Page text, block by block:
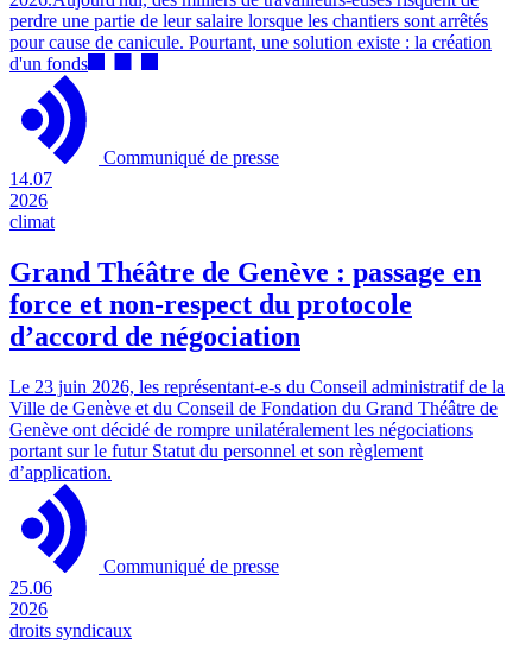
perdre une partie de leur salaire lorsque les chantiers sont arrêtés
pour cause de canicule. Pourtant, une solution existe : la création
d'un fonds
Communiqué de presse
14.07
2026
climat
Grand Théâtre de Genève : passage en
force et non-respect du protocole
d’accord de négociation
Le 23 juin 2026, les représentant-e-s du Conseil administratif de la
Ville de Genève et du Conseil de Fondation du Grand Théâtre de
Genève ont décidé de rompre unilatéralement les négociations
portant sur le futur Statut du personnel et son règlement
d’application.
Communiqué de presse
25.06
2026
droits syndicaux